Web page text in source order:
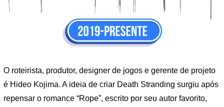
O roteirista, produtor, designer de jogos e gerente de projeto
é Hideo Kojima. A ideia de criar Death Stranding surgiu após
repensar o romance “Rope”, escrito por seu autor favorito,